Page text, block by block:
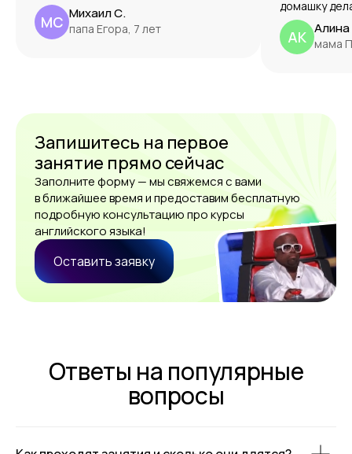
домашку
АК Алина
мама
МС Михаил С.
папа Егора, 7 лет
Запишитесь на первое
занятие прямо сейчас
Заполните форму — мы свяжемся с вами
в ближайшее время и предоставим бесплатную
подробную консультацию про курсы
английского языка!
Оставить заявку
Ответы на популярные
вопросы